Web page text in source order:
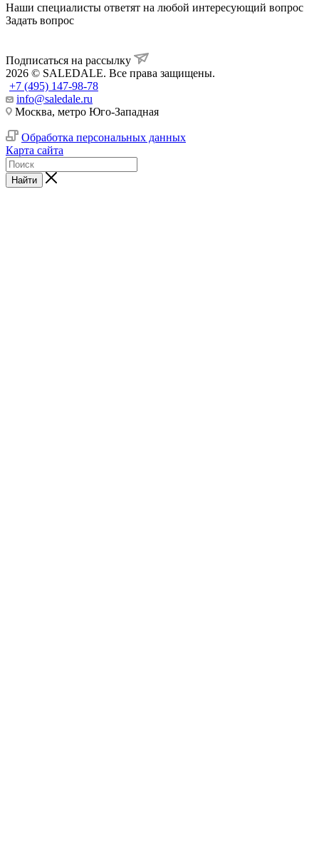
Наши специалисты ответят на любой интересующий вопрос
Задать вопрос
Подписаться на рассылку
2026 © SALEDALE. Все права защищены.
+7 (495) 147-98-78
info@saledale.ru
Москва, метро Юго-Западная
Обработка персональных данных
Карта сайта
Найти